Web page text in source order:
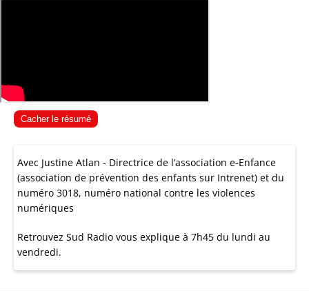
Cacher le résumé
Avec Justine Atlan - Directrice de l’association e-Enfance
(association de prévention des enfants sur Intrenet) et du
numéro 3018, numéro national contre les violences
numériques
Retrouvez Sud Radio vous explique à 7h45 du lundi au
vendredi.